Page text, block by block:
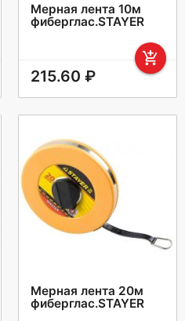
Мерная лента 10м
фиберглас.STAYER
add_shopping_cart
215.60 ₽
Мерная лента 20м
фиберглас.STAYER